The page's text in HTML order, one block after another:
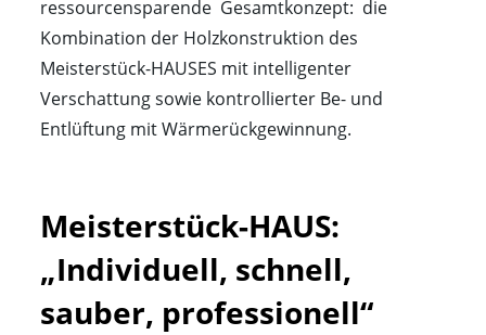
ressourcensparende Gesamtkonzept: die
Kombination der Holzkonstruktion des
Meisterstück-HAUSES mit intelligenter
Verschattung sowie kontrollierter Be- und
Entlüftung mit Wärmerückgewinnung.
Meisterstück-HAUS:
„Individuell, schnell,
sauber, professionell“